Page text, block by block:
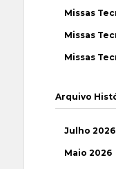
Missas
Missas
Missas
Arquivo
Julho 2026
Maio 2026